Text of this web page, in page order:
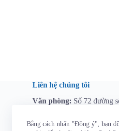
Bằng cách nhấn "Đồng ý", bạn
Liên hệ chúng tôi
Văn phòng: Số 72 đường
Email: